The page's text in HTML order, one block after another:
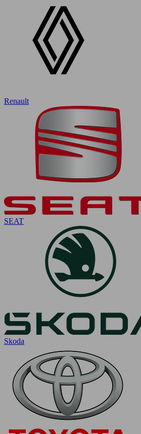
Renault
SEAT
Skoda